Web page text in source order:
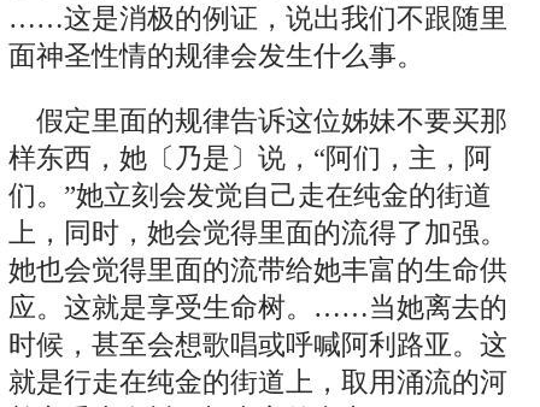
……这是消极的例证，说出我们不跟随里
面神圣性情的规律会发生什么事。
假定里面的规律告诉这位姊妹不要买那
样东西，她〔乃是〕说，“阿们，主，阿
们。”她立刻会发觉自己走在纯金的街道
上，同时，她会觉得里面的流得了加强。
她也会觉得里面的流带给她丰富的生命供
应。这就是享受生命树。……当她离去的
时候，甚至会想歌唱或呼喊阿利路亚。这
就是行走在纯金的街道上，取用涌流的河